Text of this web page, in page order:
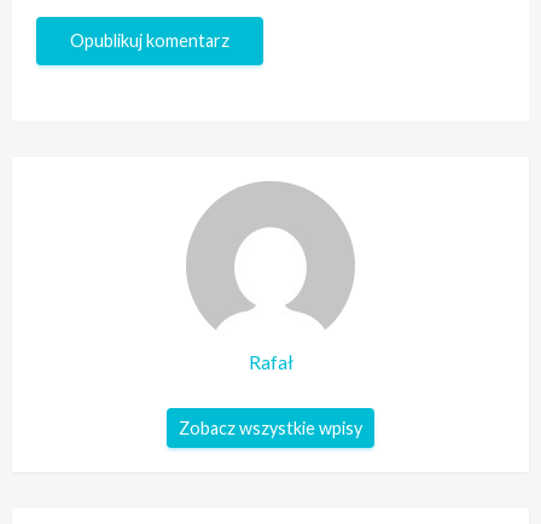
Rafał
Zobacz wszystkie wpisy